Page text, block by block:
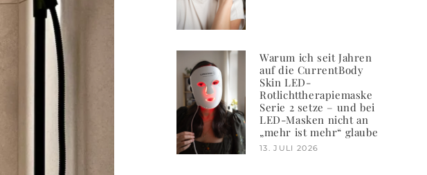
Warum ich seit Jahren
auf die CurrentBody
Skin LED-
Rotlichttherapiemaske
Serie 2 setze – und bei
LED-Masken nicht an
„mehr ist mehr“ glaube
13. JULI 2026